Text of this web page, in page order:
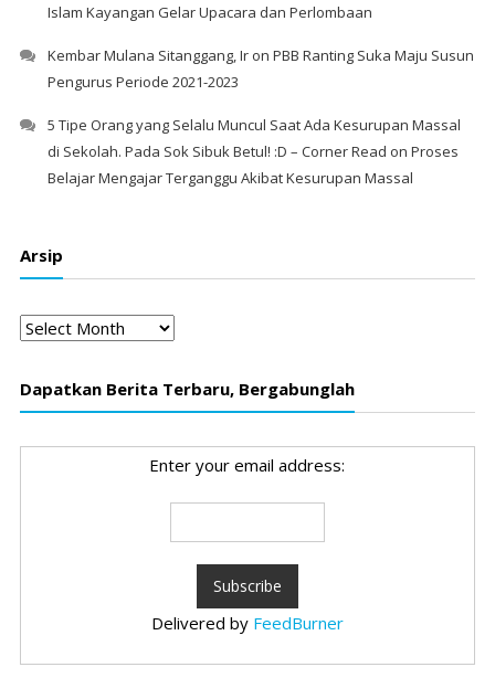
Islam Kayangan Gelar Upacara dan Perlombaan
Kembar Mulana Sitanggang, Iron PBB Ranting Suka Maju Susun
Pengurus Periode 2021-2023
5 Tipe Orang yang Selalu Muncul Saat Ada Kesurupan Massal
di Sekolah. Pada Sok Sibuk Betul! :D – Corner Read on Proses
Belajar Mengajar Terganggu Akibat Kesurupan Massal
Arsip
Arsip
Dapatkan Berita Terbaru, Bergabunglah
Enter your email address:
Delivered by FeedBurner